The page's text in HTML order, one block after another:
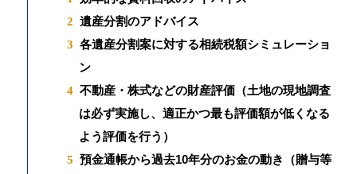
遺産分割のアドバイス
各遺産分割案に対する相続税額シミュレーショ
ン
不動産・株式などの財産評価（土地の現地調査
は必ず実施し、適正かつ最も評価額が低くなる
よう評価を行う）
預金通帳から過去10年分のお金の動き（贈与等